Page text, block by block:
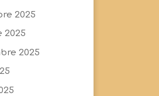
2025
2025
2025